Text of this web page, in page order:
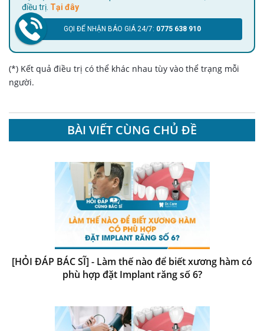
điều trị. Tại đây
GỌI ĐỂ NHẬN BÁO GIÁ 24/7: 0775 638 910
(*) Kết quả điều trị có thể khác nhau tùy vào thể trạng mỗi
người.
BÀI VIẾT CÙNG CHỦ ĐỀ
[HỎI ĐÁP BÁC SĨ] - Làm thế nào để biết xương hàm có
phù hợp đặt Implant răng số 6?